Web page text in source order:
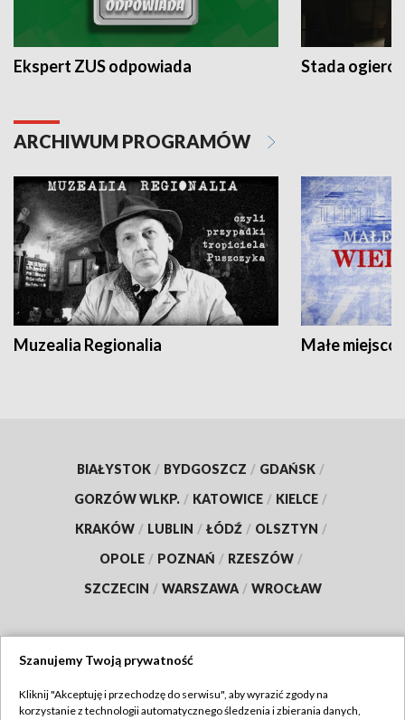
Ekspert ZUS odpowiada Stada
ARCHIWUM PROGRAMÓW
Muzealia Regionalia Małe
BIAŁYSTOK / BYDGOSZCZ / GDAŃSK /
GORZÓW WLKP. / KATOWICE / KIELCE /
KRAKÓW / LUBLIN / ŁÓDŹ / OLSZTYN /
OPOLE / POZNAŃ / RZESZÓW /
SZCZECIN / WARSZAWA / WROCŁAW
TVP
Szanujemy Twoją prywatność
Kliknij "Akceptuję i przechodzę do serwisu", aby wyrazić zgody na
korzystanie z technologii automatycznego śledzenia i zbierania danych,